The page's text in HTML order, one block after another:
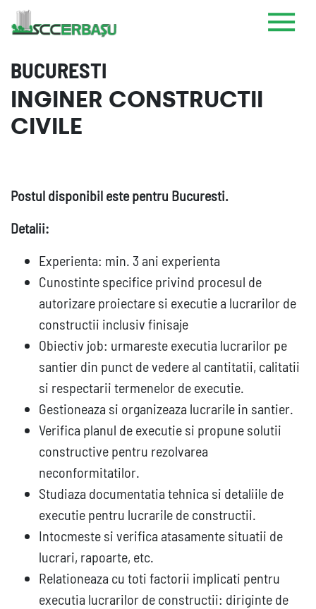
BUCURESTI
INGINER CONSTRUCTII
CIVILE
Postul disponibil este pentru Bucuresti.
Detalii:
Experienta: min. 3 ani experienta
Cunostinte specifice privind procesul de
autorizare proiectare si executie a lucrarilor de
constructii inclusiv finisaje
Obiectiv job: urmareste executia lucrarilor pe
santier din punct de vedere al cantitatii, calitatii
si respectarii termenelor de executie.
Gestioneaza si organizeaza lucrarile in santier.
Verifica planul de executie si propune solutii
constructive pentru rezolvarea
neconformitatilor.
Studiaza documentatia tehnica si detaliile de
executie pentru lucrarile de constructii.
Intocmeste si verifica atasamente situatii de
lucrari, rapoarte, etc.
Relationeaza cu toti factorii implicati pentru
executia lucrarilor de constructii: diriginte de